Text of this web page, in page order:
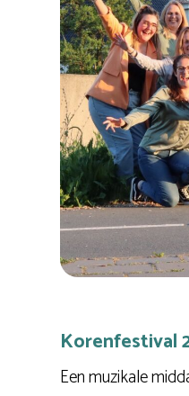
Korenfestival
Een muzikale